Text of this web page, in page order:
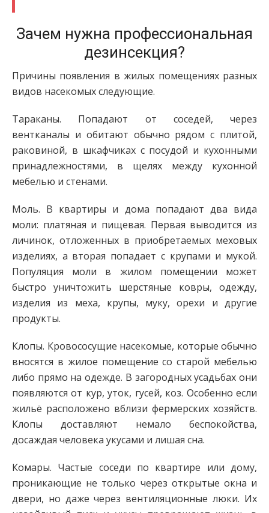
Зачем нужна профессиональная
дезинсекция?
Причины появления в жилых помещениях разных
видов насекомых следующие.
Тараканы. Попадают от соседей, через
вентканалы и обитают обычно рядом с плитой,
раковиной, в шкафчиках с посудой и кухонными
принадлежностями, в щелях между кухонной
мебелью и стенами.
Моль. В квартиры и дома попадают два вида
моли: платяная и пищевая. Первая выводится из
личинок, отложенных в приобретаемых меховых
изделиях, а вторая попадает с крупами и мукой.
Популяция моли в жилом помещении может
быстро уничтожить шерстяные ковры, одежду,
изделия из меха, крупы, муку, орехи и другие
продукты.
Клопы. Кровососущие насекомые, которые обычно
вносятся в жилое помещение со старой мебелью
либо прямо на одежде. В загородных усадьбах они
появляются от кур, уток, гусей, коз. Особенно если
жильё расположено вблизи фермерских хозяйств.
Клопы доставляют немало беспокойства,
досаждая человека укусами и лишая сна.
Комары. Частые соседи по квартире или дому,
проникающие не только через открытые окна и
двери, но даже через вентиляционные люки. Их